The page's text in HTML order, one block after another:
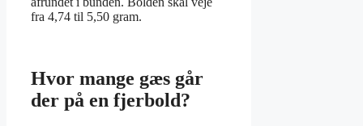
fra 4,74 til 5,50 gram.
Hvor mange gæs går
der på en fjerbold?